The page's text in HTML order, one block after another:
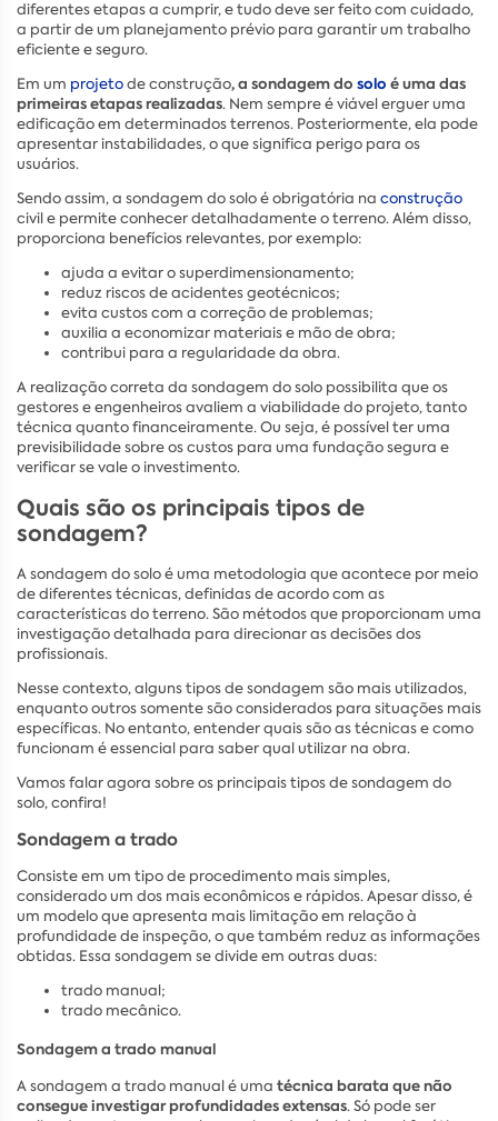
diferentes etapas a cumprir, e tudo deve ser feito com cuidado,
a partir de um planejamento prévio para garantir um trabalho
eficiente e seguro.
Em um projetode construção, a sondagem do solo é uma das
primeiras etapas realizadas. Nem sempre é viável erguer uma
edificação em determinados terrenos. Posteriormente, ela pode
apresentar instabilidades, o que significa perigo para os
usuários.
Sendo assim, a sondagem do solo é obrigatória na construção
civil e permite conhecer detalhadamente o terreno. Além disso,
proporciona benefícios relevantes, por exemplo:
ajuda a evitar o superdimensionamento;
reduz riscos de acidentes geotécnicos;
evita custos com a correção de problemas;
auxilia a economizar materiais e mão de obra;
contribui para a regularidade da obra.
A realização correta da sondagem do solo possibilita que os
gestores e engenheiros avaliem a viabilidade do projeto, tanto
técnica quanto financeiramente. Ou seja, é possível ter uma
previsibilidade sobre os custos para uma fundação segura e
verificar se vale o investimento.
Quais são os principais tipos de
sondagem?
A sondagem do solo é uma metodologia que acontece por meio
de diferentes técnicas, definidas de acordo com as
características do terreno. São métodos que proporcionam uma
investigação detalhada para direcionar as decisões dos
profissionais.
Nesse contexto, alguns tipos de sondagem são mais utilizados,
enquanto outros somente são considerados para situações mais
específicas. No entanto, entender quais são as técnicas e como
funcionam é essencial para saber qual utilizar na obra.
Vamos falar agora sobre os principais tipos de sondagem do
solo, confira!
Sondagem a trado
Consiste em um tipo de procedimento mais simples,
considerado um dos mais econômicos e rápidos. Apesar disso, é
um modelo que apresenta mais limitação em relação à
profundidade de inspeção, o que também reduz as informações
obtidas. Essa sondagem se divide em outras duas:
trado manual;
trado mecânico.
Sondagem a trado manual
A sondagem a trado manual é uma técnica barata que não
consegue investigar profundidades extensas. Só pode ser